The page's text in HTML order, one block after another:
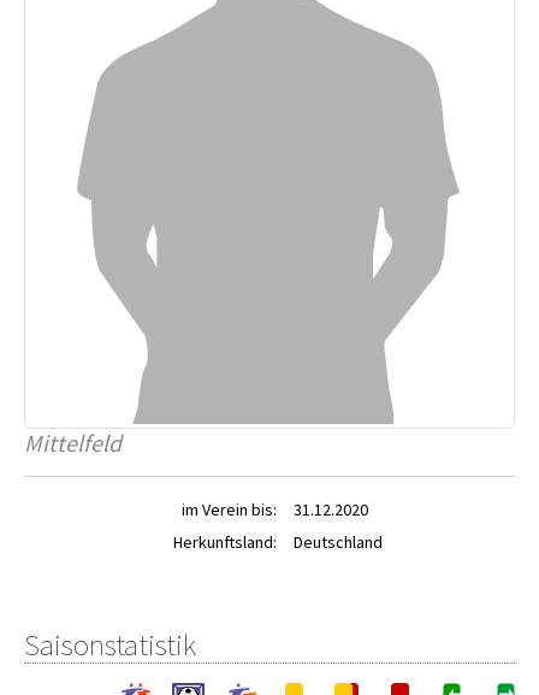
Mittelfeld
im Verein bis:
31.12.2020
Herkunftsland:
Deutschland
Saisonstatistik